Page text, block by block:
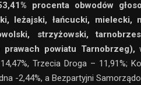
procenta obwodów
leżajski, łańcucki, mielecki,
strzyżowski,
prawach powiatu Tarnobrzeg),
Trzecia Droga – 11,91%;
-2,44%, a Bezpartyjni